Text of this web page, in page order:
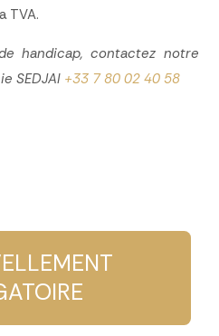
TVA.
handicap, contactez notre
SEDJAI +33 7 80 02 40 58